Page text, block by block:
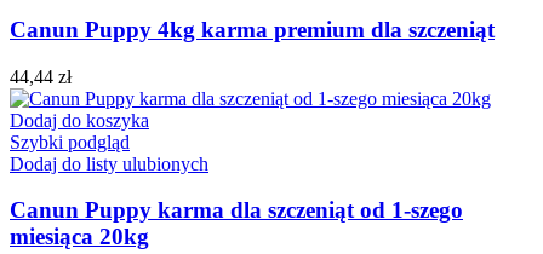
Canun Puppy 4kg karma premium dla szczeniąt
44,44 zł
Dodaj do koszyka
Szybki podgląd
Dodaj do listy ulubionych
Canun Puppy karma dla szczeniąt od 1-szego
miesiąca 20kg